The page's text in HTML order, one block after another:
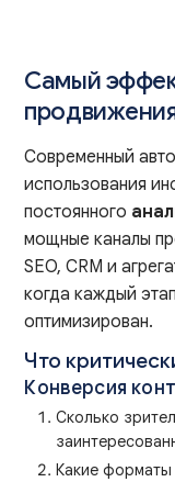
Самый
Современный
использования
постоянного
мощные каналы
SEO, CRM и
когда каждый
оптимизирован.
Что
Конверсия
Сколько
Какие